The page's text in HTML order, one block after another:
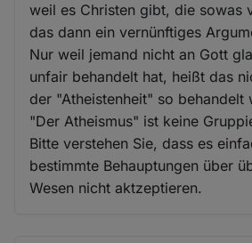
weil es Christen gibt, die sowas
das dann ein vernünftiges
Nur weil jemand nicht an Gott
unfair behandelt hat, heißt das
der "Atheistenheit" so behandelt
"Der Atheismus" ist keine
Bitte verstehen Sie, dass es
bestimmte Behauptungen über
Wesen nicht aktzeptieren.